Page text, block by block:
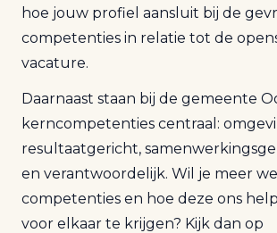
hoe jouw profiel aansluit bij de
competenties in relatie tot de
vacature.
Daarnaast staan bij de gemeente
kerncompetenties centraal:
resultaatgericht,
en verantwoordelijk. Wil je meer
competenties en hoe deze ons
voor elkaar te krijgen? Kijk dan op